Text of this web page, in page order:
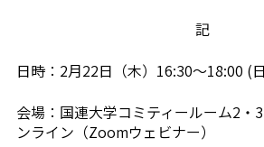
記
日時：2月22日（木）16:30〜18:00 (
会場：国連大学コミティールーム2・
ンライン（Zoomウェビナー）